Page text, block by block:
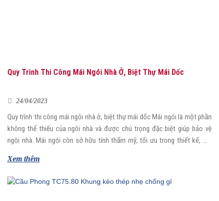
Quy Trình Thi Công Mái Ngói Nhà Ở, Biệt Thự Mái Dốc
24/04/2023
Quy trình thi công mái ngói nhà ở, biệt thự mái dốc Mái ngói là một phần
không thể thiếu của ngôi nhà và được chú trọng đặc biệt giúp bảo vệ
ngôi nhà. Mái ngói còn sở hữu tính thẩm mỹ, tối ưu trong thiết kế, mà
Xem thêm